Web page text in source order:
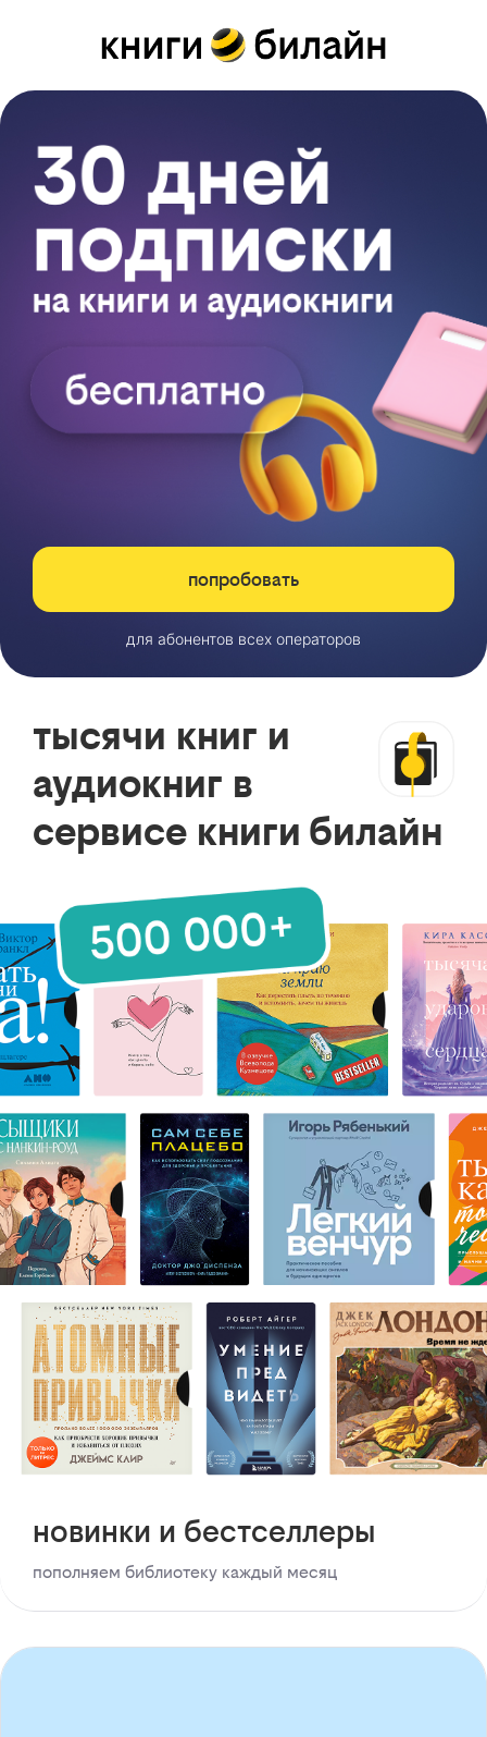
попробовать
для абонентов всех операторов
тысячи книг и
аудиокниг в
сервисе книги билайн
новинки и бестселлеры
пополняем библиотеку каждый месяц